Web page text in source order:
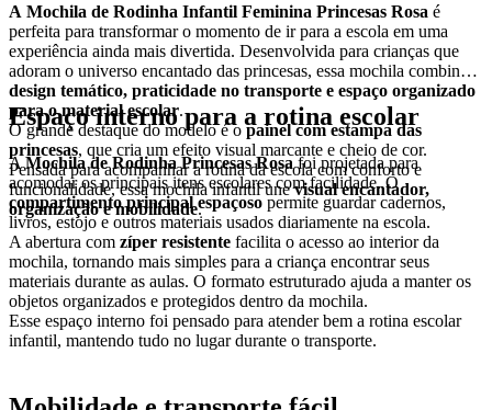
A Mochila de Rodinha Infantil Feminina Princesas Rosa é
perfeita para transformar o momento de ir para a escola em uma
experiência ainda mais divertida. Desenvolvida para crianças que
adoram o universo encantado das princesas, essa mochila combina
design temático, praticidade no transporte e espaço organizado
para o material escolar.
O grande destaque do modelo é opainel com estampa das
princesas, que cria um efeito visual marcante e cheio de cor.
Pensada para acompanhar a rotina da escola com conforto e
funcionalidade, essa mochila infantil unevisual encantador,
organização e mobilidade.
Espaço interno para a rotina escolar
AMochila de Rodinha Princesas Rosafoi projetada para
acomodar os principais itens escolares com facilidade. O
compartimento principal espaçoso permite guardar cadernos,
livros, estojo e outros materiais usados diariamente na escola.
A abertura com zíper resistente facilita o acesso ao interior da
mochila, tornando mais simples para a criança encontrar seus
materiais durante as aulas. O formato estruturado ajuda a manter os
objetos organizados e protegidos dentro da mochila.
Esse espaço interno foi pensado para atender bem a rotina escolar
infantil, mantendo tudo no lugar durante o transporte.